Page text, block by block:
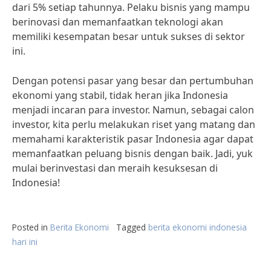
dari 5% setiap tahunnya. Pelaku bisnis yang mampu
berinovasi dan memanfaatkan teknologi akan
memiliki kesempatan besar untuk sukses di sektor
ini.
Dengan potensi pasar yang besar dan pertumbuhan
ekonomi yang stabil, tidak heran jika Indonesia
menjadi incaran para investor. Namun, sebagai calon
investor, kita perlu melakukan riset yang matang dan
memahami karakteristik pasar Indonesia agar dapat
memanfaatkan peluang bisnis dengan baik. Jadi, yuk
mulai berinvestasi dan meraih kesuksesan di
Indonesia!
Posted in Berita Ekonomi Tagged berita ekonomi indonesia
hari ini